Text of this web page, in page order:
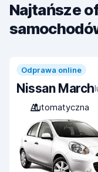
Najtańsze
Odprawa online
Nissan March
Automatyczna